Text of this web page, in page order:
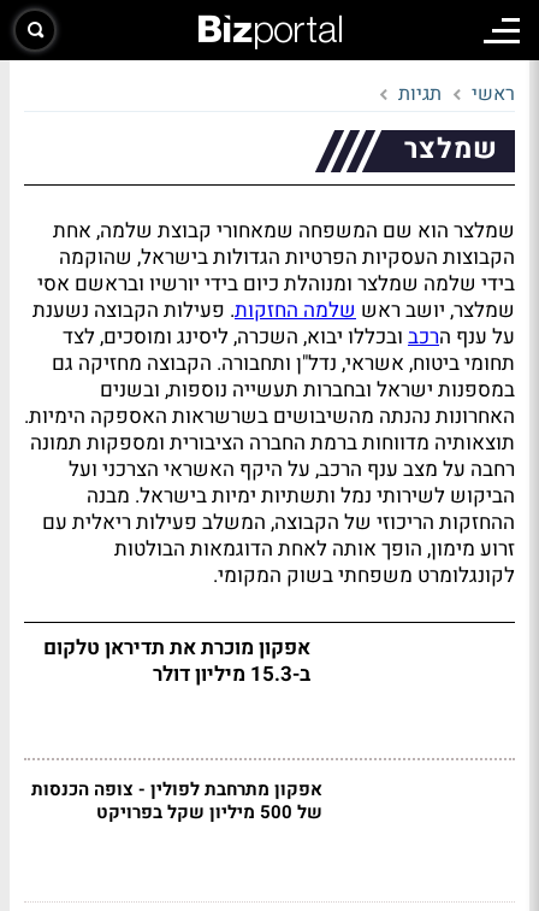
ראשי תגיות
שמלצר
שמלצר הוא שם המשפחה שמאחורי קבוצת שלמה, אחת
הקבוצות העסקיות הפרטיות הגדולות בישראל, שהוקמה
בידי שלמה שמלצר ומנוהלת כיום בידי יורשיו ובראשם אסי
שמלצר, יושב ראש שלמה החזקות. פעילות הקבוצה נשענת
על ענף הרכב ובכללו יבוא, השכרה, ליסינג ומוסכים, לצד
תחומי ביטוח, אשראי, נדל"ן ותחבורה. הקבוצה מחזיקה גם
במספנות ישראל ובחברות תעשייה נוספות, ובשנים
האחרונות נהנתה מהשיבושים בשרשראות האספקה הימיות.
תוצאותיה מדווחות ברמת החברה הציבורית ומספקות תמונה
רחבה על מצב ענף הרכב, על היקף האשראי הצרכני ועל
הביקוש לשירותי נמל ותשתיות ימיות בישראל. מבנה
ההחזקות הריכוזי של הקבוצה, המשלב פעילות ריאלית עם
זרוע מימון, הופך אותה לאחת הדוגמאות הבולטות
לקונגלומרט משפחתי בשוק המקומי.
אפקון מוכרת את תדיראן טלקום
ב-15.3 מיליון דולר
אפקון מתרחבת לפולין - צופה הכנסות
של 500 מיליון שקל בפרויקט